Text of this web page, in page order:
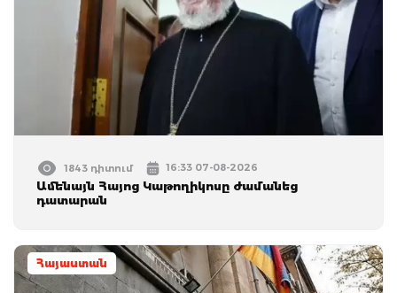
1843 դիտում 16:33 07-08-2026
Ամենայն Հայոց Կաթողիկոսը ժամանեց
դատարան
Հայաստան